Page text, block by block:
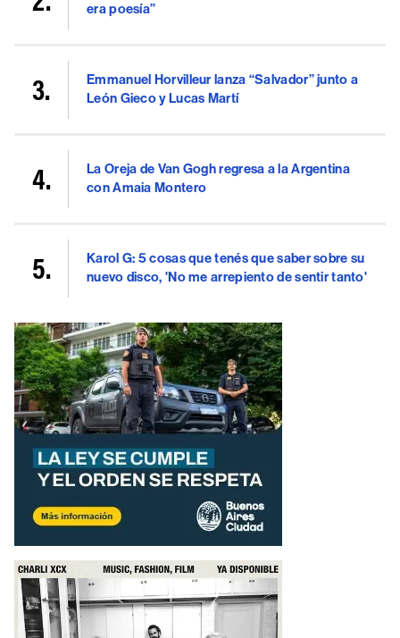
era poesía”
Emmanuel Horvilleur lanza “Salvador” junto a
León Gieco y Lucas Martí
La Oreja de Van Gogh regresa a la Argentina
con Amaia Montero
Karol G: 5 cosas que tenés que saber sobre su
nuevo disco, 'No me arrepiento de sentir tanto'